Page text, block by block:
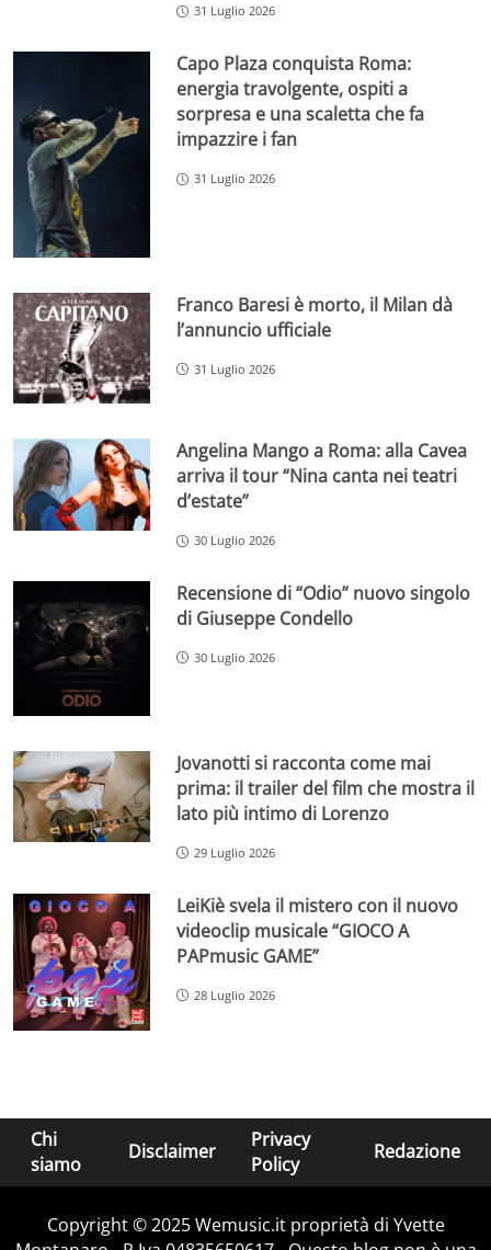
31 Luglio 2026
Capo Plaza conquista Roma:
energia travolgente, ospiti a
sorpresa e una scaletta che fa
impazzire i fan
31 Luglio 2026
Franco Baresi è morto, il Milan dà
l’annuncio ufficiale
31 Luglio 2026
Angelina Mango a Roma: alla Cavea
arriva il tour “Nina canta nei teatri
d’estate”
30 Luglio 2026
Recensione di “Odio” nuovo singolo
di Giuseppe Condello
30 Luglio 2026
Jovanotti si racconta come mai
prima: il trailer del film che mostra il
lato più intimo di Lorenzo
29 Luglio 2026
LeiKiè svela il mistero con il nuovo
videoclip musicale “GIOCO A
PAPmusic GAME”
28 Luglio 2026
Chi
siamo
Disclaimer
Privacy
Policy
Redazione
Copyright © 2025 Wemusic.it proprietà di Yvette